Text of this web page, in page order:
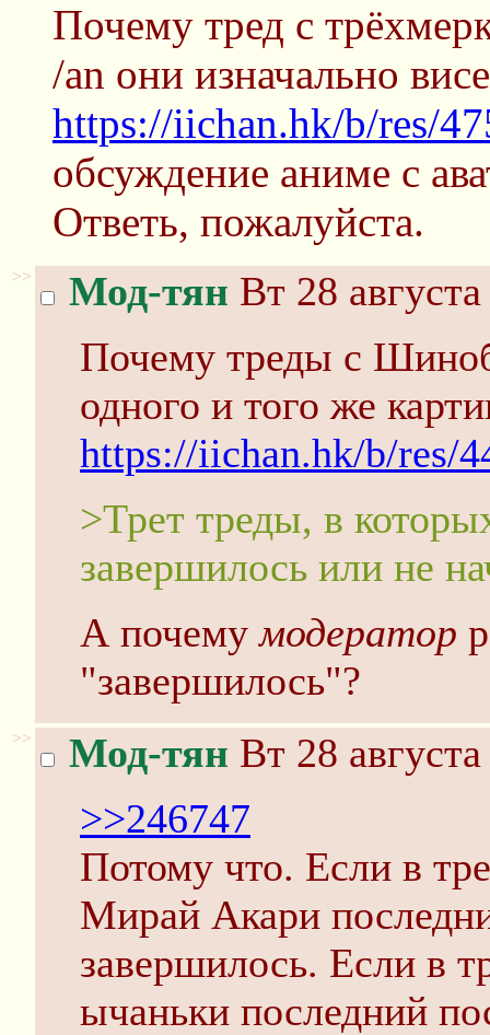
Почему тред с
/an они изначально
https://iichan.hk/b/res/
обсуждение аниме с
Ответь, пожалуйста.
>> Мод-тян Вт 28
Почему треды с
одного и того же
https://iichan.hk/b/res/
>Трет треды, в
завершилось или не
А почемумодератор
"завершилось"?
>> Мод-тян Вт 28
>>246747
Потому что. Если в
Мирай Акари
завершилось. Если в
ычаньки последний